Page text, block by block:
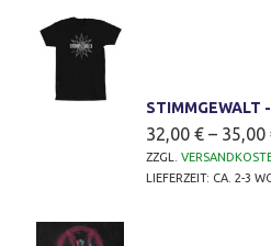
STIMMGEWALT
32,00 € – 35,00
ZZGL.
LIEFERZEIT: CA. 2-3